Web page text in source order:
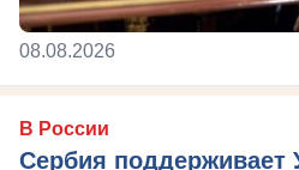
08.08.2026
В России
Сербия поддерживает